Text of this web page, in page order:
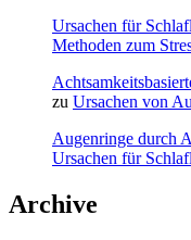
Ursachen für
Methoden zum
zu Ursachen von
Augenringe durch
Ursachen für
Archive